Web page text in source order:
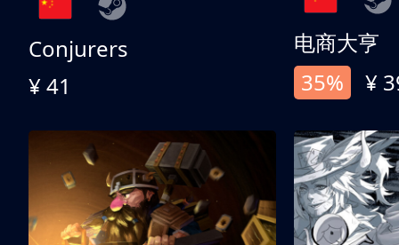
Conjurers
¥ 41
电商大亨
35%
¥